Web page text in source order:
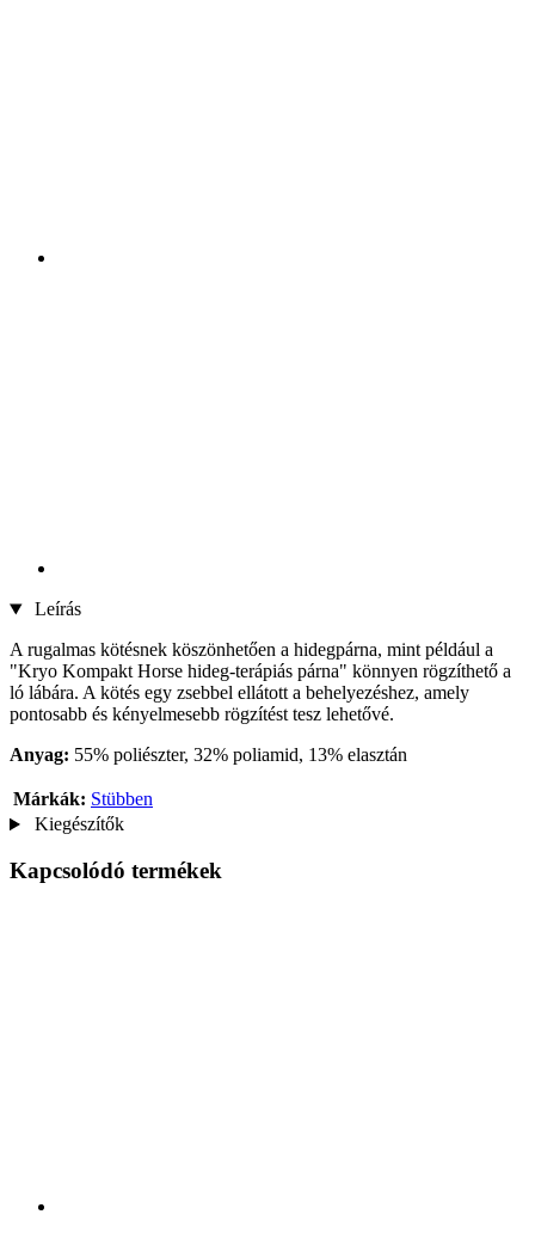
Leírás
A rugalmas kötésnek köszönhetően a hidegpárna, mint például a
"Kryo Kompakt Horse hideg-terápiás párna" könnyen rögzíthető a
ló lábára. A kötés egy zsebbel ellátott a behelyezéshez, amely
pontosabb és kényelmesebb rögzítést tesz lehetővé.
Anyag: 55% poliészter, 32% poliamid, 13% elasztán
Márkák: Stübben
Kiegészítők
Kapcsolódó termékek